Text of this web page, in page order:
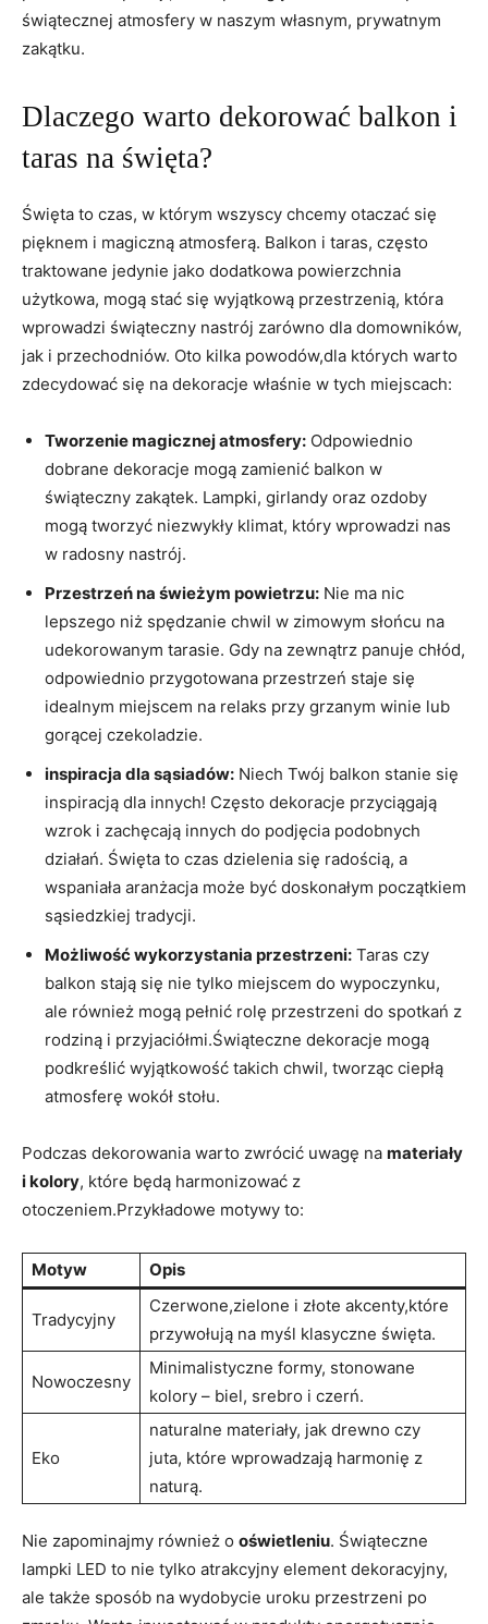
świątecznej atmosfery w naszym własnym, prywatnym
zakątku.
Dlaczego warto dekorować balkon i
taras na święta?
Święta to czas, w którym wszyscy chcemy otaczać się
pięknem i magiczną atmosferą. Balkon i taras, często
traktowane jedynie jako dodatkowa powierzchnia
użytkowa, mogą stać się wyjątkową przestrzenią, która
wprowadzi świąteczny nastrój zarówno dla domowników,
jak i przechodniów. Oto kilka powodów,dla których warto
zdecydować się na dekoracje właśnie w tych miejscach:
Tworzenie magicznej atmosfery: Odpowiednio
dobrane dekoracje mogą zamienić balkon w
świąteczny zakątek. Lampki, girlandy oraz ozdoby
mogą tworzyć niezwykły klimat, który wprowadzi nas
w radosny nastrój.
Przestrzeń na świeżym powietrzu: Nie ma nic
lepszego niż spędzanie chwil w zimowym słońcu na
udekorowanym tarasie. Gdy na zewnątrz panuje chłód,
odpowiednio przygotowana przestrzeń staje się
idealnym miejscem na relaks przy grzanym winie lub
gorącej czekoladzie.
inspiracja dla sąsiadów: Niech Twój balkon stanie się
inspiracją dla innych! Często dekoracje przyciągają
wzrok i zachęcają innych do podjęcia podobnych
działań. Święta to czas dzielenia się radością, a
wspaniała aranżacja może być doskonałym początkiem
sąsiedzkiej tradycji.
Możliwość wykorzystania przestrzeni: Taras czy
balkon stają się nie tylko miejscem do wypoczynku,
ale również mogą pełnić rolę przestrzeni do spotkań z
rodziną i przyjaciółmi.Świąteczne dekoracje mogą
podkreślić wyjątkowość takich chwil, tworząc ciepłą
atmosferę wokół stołu.
Podczas dekorowania warto zwrócić uwagę na materiały
i kolory, które będą harmonizować z
otoczeniem.Przykładowe motywy to:
Motyw Opis
Tradycyjny
Czerwone,zielone i złote akcenty,które
przywołują na myśl klasyczne święta.
Nowoczesny
Minimalistyczne formy, stonowane
kolory – biel, srebro i czerń.
Eko
naturalne materiały, jak drewno czy
juta, które wprowadzają harmonię z
naturą.
Nie zapominajmy również o oświetleniu. Świąteczne
lampki LED to nie tylko atrakcyjny element dekoracyjny,
ale także sposób na wydobycie uroku przestrzeni po